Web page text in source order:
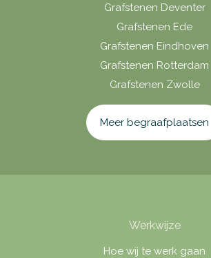
Grafstenen Deventer
Grafstenen Ede
Grafstenen Eindhoven
Grafstenen Rotterdam
Grafstenen Zwolle
Meer begraafplaatsen
Werkwijze
Hoe wij te werk gaan